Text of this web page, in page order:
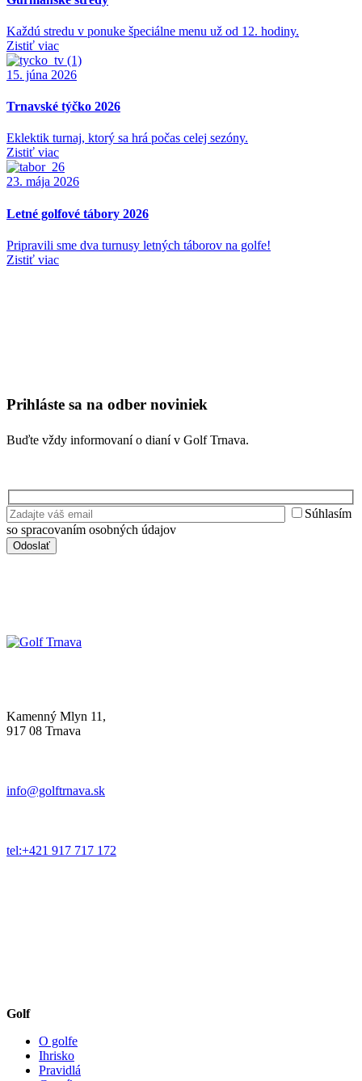
Každú stredu v ponuke špeciálne menu už od 12. hodiny.
Zistiť viac
15. júna 2026
Trnavské týčko 2026
Eklektik turnaj, ktorý sa hrá počas celej sezóny.
Zistiť viac
23. mája 2026
Letné golfové tábory 2026
Pripravili sme dva turnusy letných táborov na golfe!
Zistiť viac
Prihláste sa na odber noviniek
Buďte vždy informovaní o dianí v Golf Trnava.
Súhlasím
so spracovaním osobných údajov
Kamenný Mlyn 11,
917 08 Trnava
info@golftrnava.sk
tel:+421 917 717 172
Golf
O golfe
Ihrisko
Pravidlá